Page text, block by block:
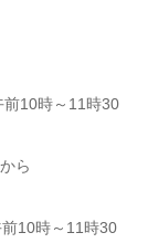
10時～11時30
ら
10時～11時30